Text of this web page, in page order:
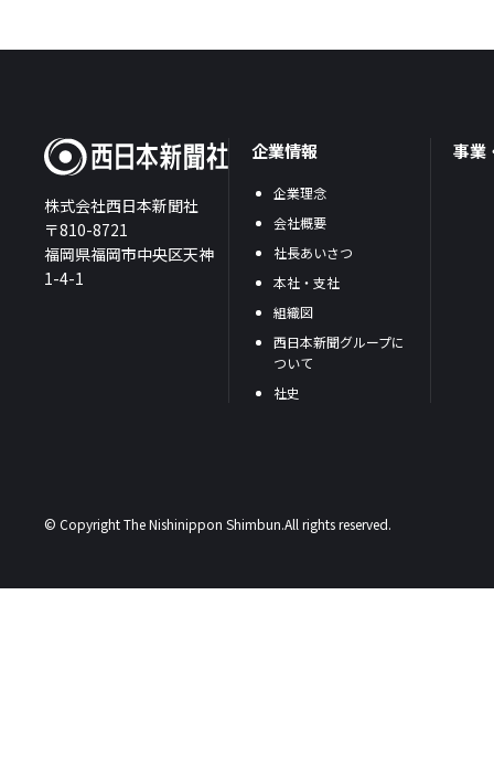
株式会社西日本新聞社
〒810-8721
福岡県福岡市中央区天神
1-4-1
企業情報
企業理念
会社概要
社長あいさつ
本社・支社
組織図
西日本新聞グループに
ついて
社史
事業
© Copyright The Nishinippon Shimbun.All rights reserved.